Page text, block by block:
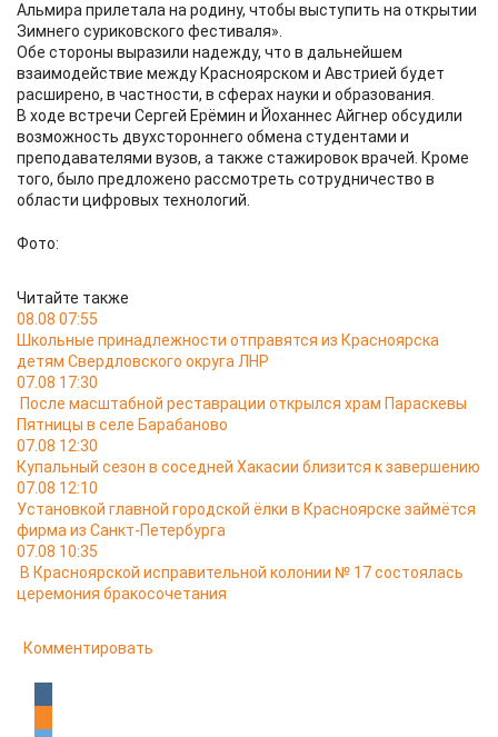
Альмира прилетала на родину, чтобы выступить на открытии
Зимнего суриковского фестиваля».
Обе стороны выразили надежду, что в дальнейшем
взаимодействие между Красноярском и Австрией будет
расширено, в частности, в сферах науки и образования.
В ходе встречи Сергей Ерёмин и Йоханнес Айгнер обсудили
возможность двухстороннего обмена студентами и
преподавателями вузов, а также стажировок врачей. Кроме
того, было предложено рассмотреть сотрудничество в
области цифровых технологий.
Фото:
Читайте также
08.08 07:55
Школьные принадлежности отправятся из Красноярска
детям Свердловского округа ЛНР
07.08 17:30
После масштабной реставрации открылся храм Параскевы
Пятницы в селе Барабаново
07.08 12:30
Купальный сезон в соседней Хакасии близится к завершению
07.08 12:10
Установкой главной городской ёлки в Красноярске займётся
фирма из Санкт-Петербурга
07.08 10:35
В Красноярской исправительной колонии № 17 состоялась
церемония бракосочетания
Комментировать